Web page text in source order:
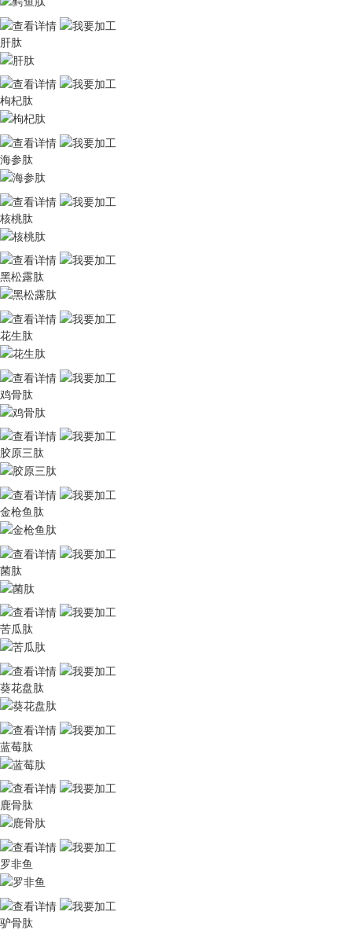
肝肽
枸杞肽
海参肽
核桃肽
黑松露肽
花生肽
鸡骨肽
胶原三肽
金枪鱼肽
菌肽
苦瓜肽
葵花盘肽
蓝莓肽
鹿骨肽
罗非鱼
驴骨肽